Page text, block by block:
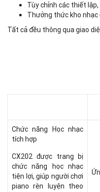
Tùy chỉnh các thiết lập,
Thưởng thức kho nhạc
Tất cả đều thông qua giao
Chức năng Học nhạc
tích hợp
CX202 được trang bị
chức năng học nhạc
tiện lợi, giúp người chơi
piano rèn luyện theo